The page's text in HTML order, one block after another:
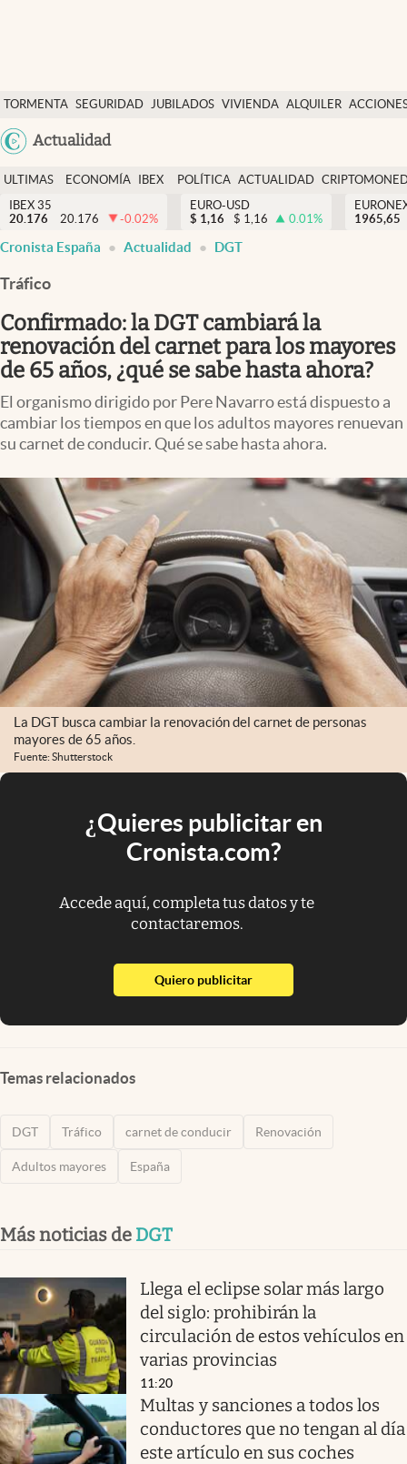
TORMENTA SEGURIDAD JUBILADOS VIVIENDA ALQUILER
USA
Actualidad
Economía y finanzas
Política
Actualidad
Criptomonedas
España
ULTIMAS
NOTICIAS
ECONOMÍA
FINANZAS
IBEX
EURO
POLÍTICA ACTUALIDAD
IBEX 35
20.176
20.176 -0.02%
EURO-USD
$ 1,16 $ 1,16 0.01%
1965,65
Cronista España Actualidad DGT
Tráfico
Confirmado: la DGT cambiará la
renovación del carnet para los mayores
de 65 años, ¿qué se sabe hasta ahora?
El organismo dirigido por Pere Navarro está dispuesto a
cambiar los tiempos en que los adultos mayores renuevan
su carnet de conducir. Qué se sabe hasta ahora.
La DGT busca cambiar la renovación del carnet de personas
mayores de 65 años.
Fuente: Shutterstock
¿Quieres publicitar en
Cronista.com?
Accede aquí, completa tus datos y te
contactaremos.
Quiero publicitarabre en nueva pestaña
Temas relacionados
DGT Tráfico carnet de conducir Renovación
Adultos mayores España
Más noticias de DGT
Llega el eclipse solar más largo
del siglo: prohibirán la
circulación de estos vehículos en
varias provincias
11:20
Multas y sanciones a todos los
conductores que no tengan al día
este artículo en sus coches